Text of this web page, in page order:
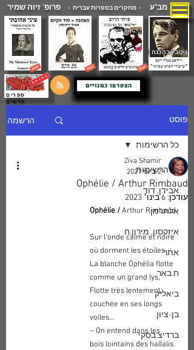
מב"ע - מחקרים בספרות עברית -פרופ' זיוה שמיר
( קובץ בהכנה )
הצטרפו כמנויים
ספרים
חדשים
פוסט הרשמה
כל הרשימות
אבידן, דוד
אלתרמן
איזקסון, מירון.ח
אתר
ח.באר
ביאליק
בן-ציון
ברדיצ'בסקי
כל הרשימות
Ophélie / Arthur Rimbaud
Ziva Shamir
2 ביוני 2021
עודכן: 6 בינו׳ 2023
Ophélie / Arthur Rimbaud
Sur l'onde calme et noire
où dorment les étoiles
La blanche Ophélia flotte
comme un grand lys,
Flotte très lentement,
couchée en ses longs
voiles…
– On entend dans les
bois lointains des hallalis.